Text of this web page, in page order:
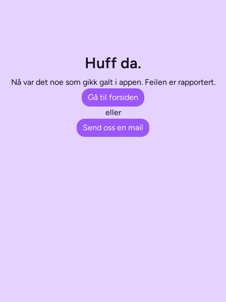
Huff da.
Nå var det noe som gikk galt i appen. Feilen er rapportert.
Gå til forsiden
eller
Send oss en mail